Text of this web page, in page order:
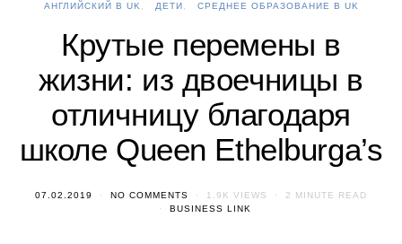
АНГЛИЙСКИЙ В UK ДЕТИ СРЕДНЕЕ ОБРАЗОВАНИЕ В UK
Крутые перемены в
жизни: из двоечницы в
отличницу благодаря
школе Queen Ethelburga’s
07.02.2019 NO COMMENTS 1.9K VIEWS
2 MINUTE READ
BUSINESS LINK